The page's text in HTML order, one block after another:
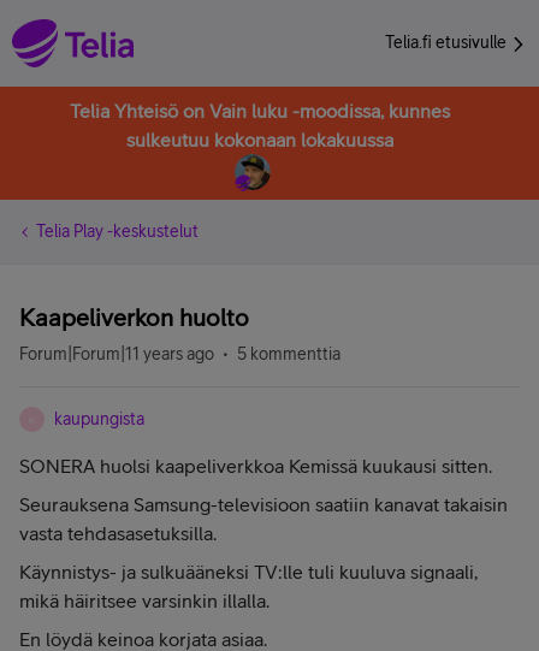
Telia.fi etusivulle
Telia Yhteisö on Vain luku -moodissa, kunnes
sulkeutuu kokonaan lokakuussa
Telia Play -keskustelut
Kaapeliverkon huolto
Forum|Forum|11 years ago 5 kommenttia
kaupungista
SONERA huolsi kaapeliverkkoa Kemissä kuukausi sitten.
Seurauksena Samsung-televisioon saatiin kanavat takaisin
vasta tehdasasetuksilla.
Käynnistys- ja sulkuääneksi TV:lle tuli kuuluva signaali,
mikä häiritsee varsinkin illalla.
En löydä keinoa korjata asiaa.